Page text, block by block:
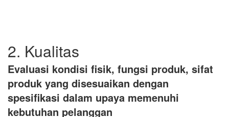
2. Kualitas
Evaluasi kondisi fisik, fungsi produk, sifat
produk yang disesuaikan dengan
spesifikasi dalam upaya memenuhi
kebutuhan pelanggan